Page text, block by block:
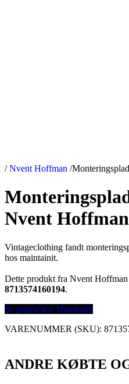
/ Nvent Hoffman /
Nvent Hoffman
Vintageclothing fandt
hos maintainit.
Dette produkt fra Nvent Hoffman
8713574160194.
Se prisen hos Maintainit
VARENUMMER (SKU):
ANDRE KØBTE